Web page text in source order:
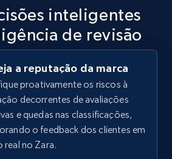
Comece agora
Description, Currency, Initial
Discount percent, and more.
inteligentes
de revisão
a reputação da marca
proativamente os riscos à
decorrentes de avaliações
e quedas nas classificações,
o feedback dos clientes em
real no Zara.